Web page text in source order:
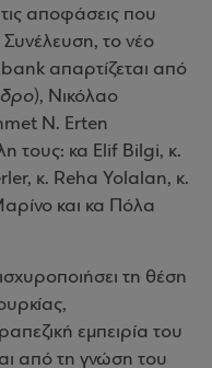
αποφάσεις που
το νέο
απαρτίζεται από
), Νικόλαο
N. Erten
τους: κα Elif Bilgi, κ.
κ. Reha Yolalan, κ.
και κα Πόλα
τη θέση
εμπειρία του
από τη γνώση του